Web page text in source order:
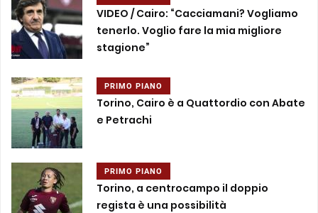
VIDEO / Cairo: “Cacciamani? Vogliamo
tenerlo. Voglio fare la mia migliore
stagione”
PRIMO PIANO
Torino, Cairo è a Quattordio con Abate
e Petrachi
PRIMO PIANO
Torino, a centrocampo il doppio
regista è una possibilità